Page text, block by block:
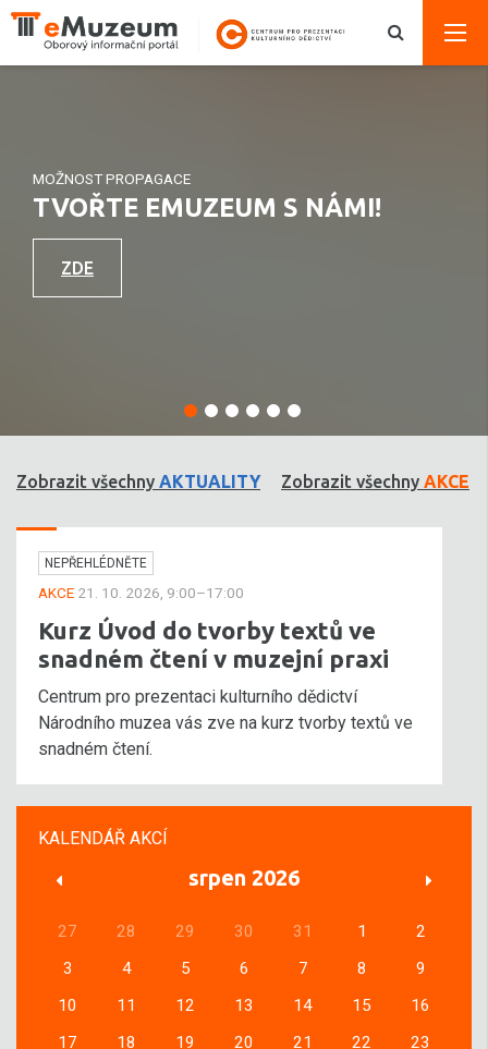
MOŽNOST PROPAGACE
TVOŘTE EMUZEUM S NÁMI!
ZDE
Zobrazit všechny AKTUALITY Zobrazit všechny AKCE
NEPŘEHLÉDNĚTE
AKCE 21. 10. 2026, 9:00–17:00
Kurz Úvod do tvorby textů ve
snadném čtení v muzejní praxi
Centrum pro prezentaci kulturního dědictví
Národního muzea vás zve na kurz tvorby textů ve
snadném čtení.
KALENDÁŘ AKCÍ
srpen 2026
27 28 29 30 31 1
2
3
4 5 6 7 8
9
10
11 12 13 14 15
16
17
18 19 20 21 22
23